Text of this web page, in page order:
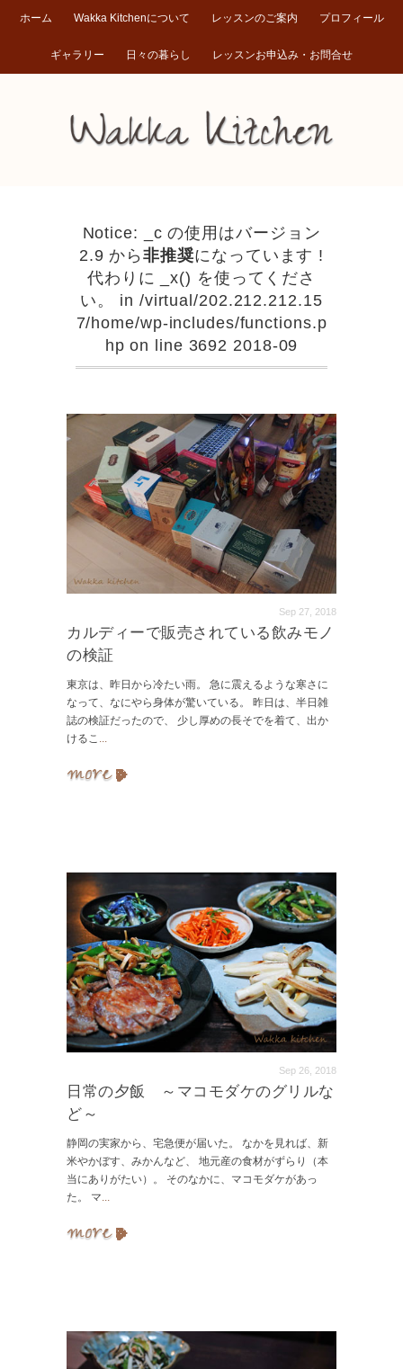
ホーム Wakka Kitchenについて レッスンのご案内 プロフィール
ギャラリー 日々の暮らし レッスンお申込み・お問合せ
Notice: _c の使用はバージョン
2.9 から非推奨になっています !
代わりに _x() を使ってくださ
い。 in /virtual/202.212.212.15
7/home/wp-includes/functions.p
hp on line 3692 2018-09
Sep 27, 2018
カルディーで販売されている飲みモノ
の検証
東京は、昨日から冷たい雨。 急に震えるような寒さに
なって、なにやら身体が驚いている。 昨日は、半日雑
誌の検証だったので、 少し厚めの長そでを着て、出か
けるこ ...
Sep 26, 2018
日常の夕飯 ～マコモダケのグリルな
ど～
静岡の実家から、宅急便が届いた。 なかを見れば、新
米やかぼす、みかんなど、 地元産の食材がずらり（本
当にありがたい）。 そのなかに、マコモダケがあっ
た。 マ...